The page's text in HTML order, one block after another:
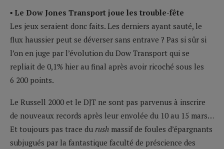
▪ Le Dow Jones Transport joue les trouble-fête
Les jeux seraient donc faits. Les derniers ayant sauté, le
flux haussier peut se déverser sans entrave ? Pas si sûr si
l’on en juge par l’évolution du Dow Transport qui se
repliait de 0,1% hier au final après avoir ricoché sous les
6 200 points.
Le Russell 2000 et le DJT ne sont pas parvenus à inscrire
de nouveaux records après leur envolée du 10 au 15 mars…
Et toujours pas trace du rush massif de foules d’épargnants
subjugués par la fantastique faculté de préscience des